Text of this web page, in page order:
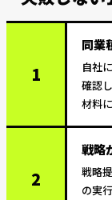
1
同業
自社
確認
材料
2
戦略
戦略
の実